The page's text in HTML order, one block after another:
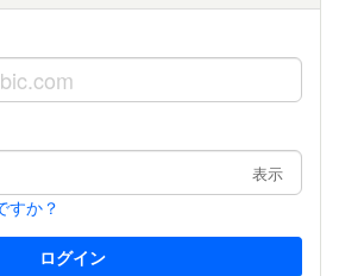
表示
すか？